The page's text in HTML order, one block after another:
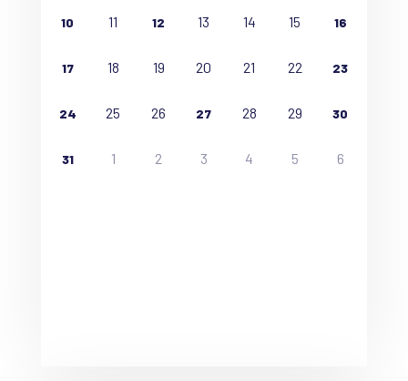
10 11 12 13 14 15 16
17 18 19 20 21 22 23
24 25 26 27 28 29 30
31 1 2 3 4 5 6